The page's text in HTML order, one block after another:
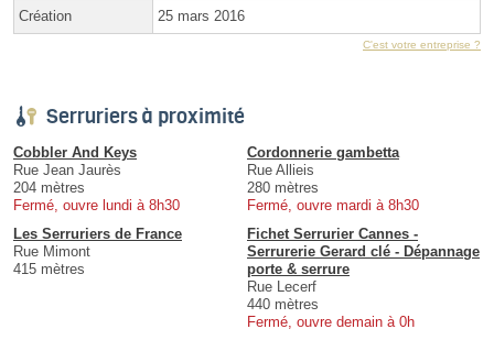
Création 25 mars 2016
C'est votre entreprise ?
Serruriers à proximité
Cobbler And Keys
Rue Jean Jaurès
204 mètres
Fermé, ouvre lundi à 8h30
Cordonnerie gambetta
Rue Allieis
280 mètres
Fermé, ouvre mardi à 8h30
Les Serruriers de France
Rue Mimont
415 mètres
Fichet Serrurier Cannes -
Serrurerie Gerard clé - Dépannage
porte & serrure
Rue Lecerf
440 mètres
Fermé, ouvre demain à 0h